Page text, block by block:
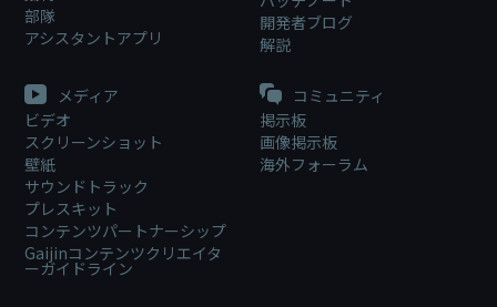
部隊
アシスタントアプリ
開発者ブログ
解説
メディア
ビデオ
スクリーンショット
壁紙
サウンドトラック
プレスキット
コンテンツパートナーシップ
Gaijinコンテンツクリエイタ
ーガイドライン
コミュニティ
掲示板
画像掲示板
海外フォーラム